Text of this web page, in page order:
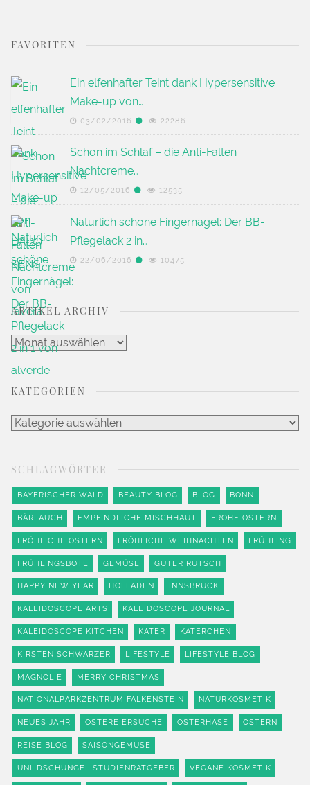
FAVORITEN
Ein elfenhafter Teint dank Hypersensitive
Make-up von…
03/02/2016 22286
Schön im Schlaf – die Anti-Falten
Nachtcreme…
12/05/2016 12535
Natürlich schöne Fingernägel: Der BB-
Pflegelack 2 in…
22/06/2016 10475
ARTIKEL ARCHIV
Artikel
Archiv
KATEGORIEN
Kategorien
SCHLAGWÖRTER
BAYERISCHER WALD BEAUTY BLOG BLOG BONN
BÄRLAUCH EMPFINDLICHE MISCHHAUT FROHE OSTERN
FRÖHLICHE OSTERN FRÖHLICHE WEIHNACHTEN FRÜHLING
FRÜHLINGSBOTE GEMÜSE GUTER RUTSCH
HAPPY NEW YEAR HOFLADEN INNSBRUCK
KALEIDOSCOPE ARTS KALEIDOSCOPE JOURNAL
KALEIDOSCOPE KITCHEN KATER KATERCHEN
KIRSTEN SCHWARZER LIFESTYLE LIFESTYLE BLOG
MAGNOLIE MERRY CHRISTMAS
NATIONALPARKZENTRUM FALKENSTEIN NATURKOSMETIK
NEUES JAHR OSTEREIERSUCHE OSTERHASE OSTERN
REISE BLOG SAISONGEMÜSE
UNI-DSCHUNGEL STUDIENRATGEBER VEGANE KOSMETIK